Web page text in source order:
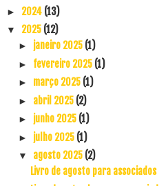
► 2024 (13)
▼ 2025 (12)
► janeiro 2025 (1)
► fevereiro 2025 (1)
► março 2025 (1)
► abril 2025 (2)
► junho 2025 (1)
► julho 2025 (1)
▼ agosto 2025 (2)
Livro de agosto para associados